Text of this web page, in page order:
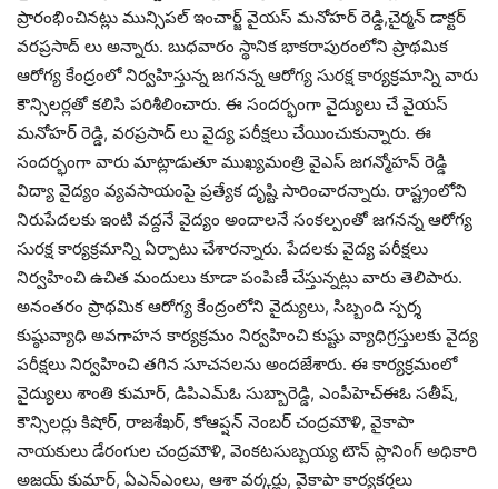
ప్రారంభించినట్లు మున్సిపల్ ఇంచార్జ్ వైయస్ మనోహర్ రెడ్డి,చైర్మన్ డాక్టర్
వరప్రసాద్ లు అన్నారు. బుధవారం స్థానిక భాకరాపురంలోని ప్రాథమిక
ఆరోగ్య కేంద్రంలో నిర్వహిస్తున్న జగనన్న ఆరోగ్య సురక్ష కార్యక్రమాన్ని వారు
కౌన్సిలర్లతో కలిసి పరిశీలించారు. ఈ సందర్భంగా వైద్యులు చే వైయస్
మనోహర్ రెడ్డి, వరప్రసాద్ లు వైద్య పరీక్షలు చేయించుకున్నారు. ఈ
సందర్భంగా వారు మాట్లాడుతూ ముఖ్యమంత్రి వైఎస్ జగన్మోహన్ రెడ్డి
విద్యా వైద్యం వ్యవసాయంపై ప్రత్యేక దృష్టి సారించారన్నారు. రాష్ట్రంలోని
నిరుపేదలకు ఇంటి వద్దనే వైద్యం అందాలనే సంకల్పంతో జగనన్న ఆరోగ్య
సురక్ష కార్యక్రమాన్ని ఏర్పాటు చేశారన్నారు. పేదలకు వైద్య పరీక్షలు
నిర్వహించి ఉచిత మందులు కూడా పంపిణీ చేస్తున్నట్లు వారు తెలిపారు.
అనంతరం ప్రాథమిక ఆరోగ్య కేంద్రంలోని వైద్యులు, సిబ్బంది స్పర్శ
కుష్ఠువ్యాధి అవగాహన కార్యక్రమం నిర్వహించి కుష్టు వ్యాధిగ్రస్తులకు వైద్య
పరీక్షలు నిర్వహించి తగిన సూచనలను అందజేశారు. ఈ కార్యక్రమంలో
వైద్యులు శాంతి కుమార్, డిపిఎమ్ఓ సుబ్బారెడ్డి, ఎంపీహెచ్ఈఓ సతీష్,
కౌన్సిలర్లు కిషోర్, రాజశేఖర్, కోఆప్షన్ నెంబర్ చంద్రమౌళి, వైకాపా
నాయకులు డేరంగుల చంద్రమౌళి, వెంకటసుబ్బయ్య టౌన్ ప్లానింగ్ అధికారి
అజయ్ కుమార్, ఏఎన్ఎంలు, ఆశా వర్కర్లు, వైకాపా కార్యకర్తలు